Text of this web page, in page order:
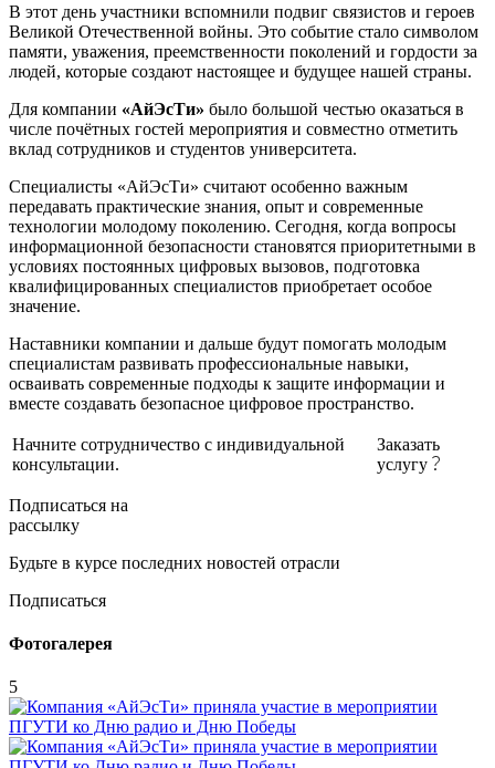
В этот день участники вспомнили подвиг связистов и героев
Великой Отечественной войны. Это событие стало символом
памяти, уважения, преемственности поколений и гордости за
людей, которые создают настоящее и будущее нашей страны.
Для компании «АйЭсТи» было большой честью оказаться в
числе почётных гостей мероприятия и совместно отметить
вклад сотрудников и студентов университета.
Специалисты «АйЭсТи» считают особенно важным
передавать практические знания, опыт и современные
технологии молодому поколению. Сегодня, когда вопросы
информационной безопасности становятся приоритетными в
условиях постоянных цифровых вызовов, подготовка
квалифицированных специалистов приобретает особое
значение.
Наставники компании и дальше будут помогать молодым
специалистам развивать профессиональные навыки,
осваивать современные подходы к защите информации и
вместе создавать безопасное цифровое пространство.
Начните сотрудничество с индивидуальной
консультации.
Заказать
услугу
Подписаться на
рассылку
Будьте в курсе последних новостей отрасли
Подписаться
Фотогалерея
5